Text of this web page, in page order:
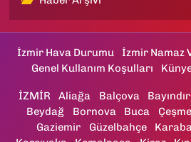
İzmir Hava Durumu İzmir Namaz
Genel Kullanım Koşulları
İZMİR Aliağa Balçova Bayındır
Beydağ
Bornova Buca Çeşme
Gaziemir
Güzelbahçe